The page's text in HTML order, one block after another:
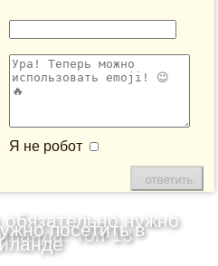
Я не робот
Топ-13
нужно
посетить в